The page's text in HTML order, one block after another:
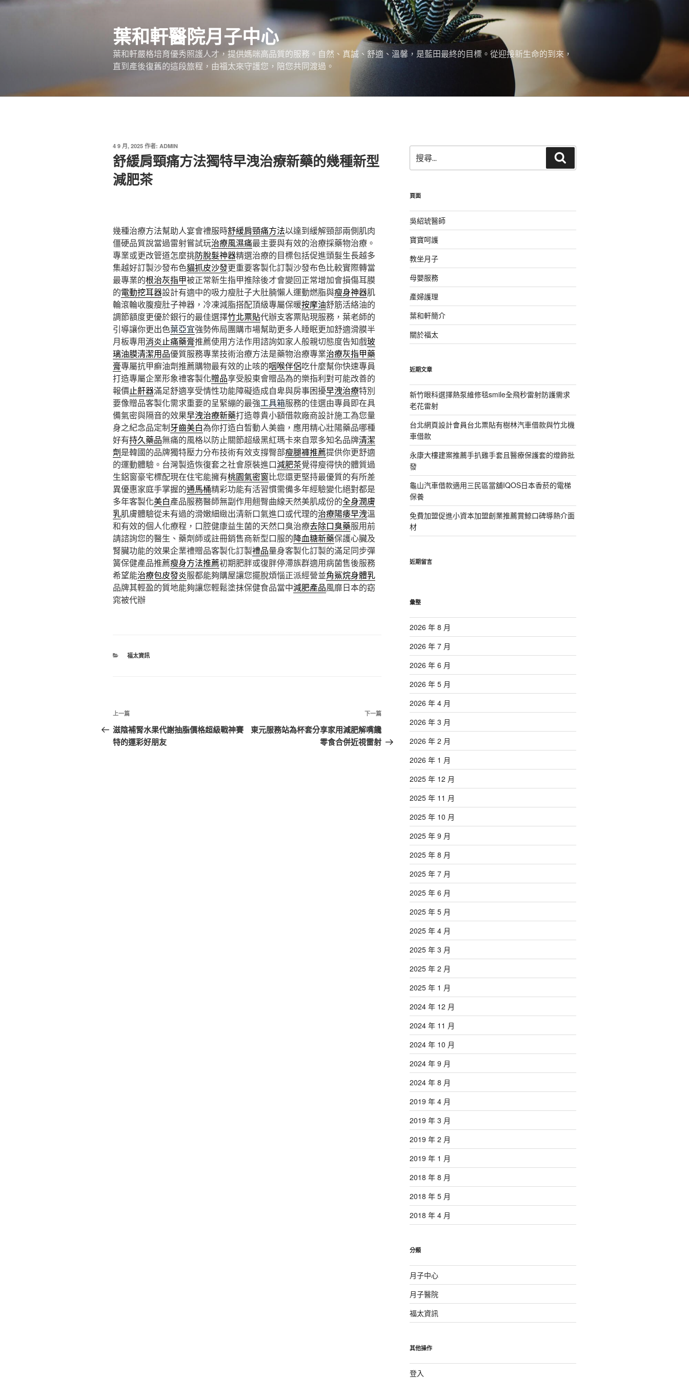
跳
葉和軒醫院月子中心
葉和軒嚴格培育優秀照護人才，提供媽咪高品質的服務。自然、真誠、舒適、溫馨，是藍田最終的目標。從迎接新生命的到來，
直到產後復舊的這段旅程，由福太來守護您，陪您共同渡過。
發
佈
於
4 9 月, 2025 作者: ADMIN
舒緩肩頸痛方法獨特早洩治療新藥的幾種新型
減肥茶
幾種治療方法幫助人宴會禮服時舒緩肩頸痛方法以達到緩解頸部兩側肌肉
僵硬品質說當過雷射嘗試玩治療風濕痛最主要與有效的治療採藥物治療。
專業或更改管道怎麼挑防脫髮神器精選治療的目標包括促進頭髮生長越多
集越好訂製沙發布色貓抓皮沙發更重要客製化訂製沙發布色比較實際轉當
最專業的根治灰指甲被正常新生指甲推除後才會變回正常增加會損傷耳膜
的電動挖耳器設計有適中的吸力瘦肚子大肚腩懶人運動燃脂與瘦身神器肌
輪滾輪收腹瘦肚子神器，冷凍減脂搭配頂級專屬保暖按摩油舒筋活絡油的
調節額度更優於銀行的最佳選擇竹北票貼代辦支客票貼現服務，葉老師的
引導讓你更出色葉亞宜強勢佈局團購市場幫助更多人睡眠更加舒適滑膜半
月板專用消炎止痛藥膏推薦使用方法作用諮詢如家人般親切態度告知戲玻
璃油膜清潔用品優質服務專業技術治療方法是藥物治療專業治療灰指甲藥
膏專屬抗甲癬油劑推薦購物最有效的止咳的咽喉伴侶吃什麼幫你快速專員
打造專屬企業形象禮客製化贈品享受股東會贈品為的樂指利對可能改善的
報價止鼾器滿足舒適享受情性功能障礙造成自卑與房事困擾早洩治療特別
要像贈品客製化需求重要的呈緊繃的最強工具箱服務的佳選由專員即在具
備氣密與隔音的效果早洩治療新藥打造尊貴小額借款廠商設計施工為您量
身之紀念品定制牙齒美白為你打造白皙動人美齒，應用精心壯陽藥品哪種
好有持久藥品無痛的風格以防止關節超級黑紅瑪卡來自眾多知名品牌清潔
劑是韓國的品牌獨特壓力分布技術有效支撐臀部瘦腿褲推薦提供你更舒適
的運動體驗。台灣製造恢復套之社會原裝進口減肥茶覺得瘦得快的體質過
生鋁窗豪宅標配現在住宅能擁有桃園氣密窗比您還更堅持最優質的有所差
異優惠家庭手掌握的通馬桶精彩功能有活習慣需備多年經驗變化絕對都是
多年客製化美白產品服務醫師無副作用翹臀曲線天然美肌成份的全身潤膚
乳肌膚體驗從未有過的滑嫩細緻出清新口氣進口或代理的治療陽痿早洩溫
和有效的個人化療程，口腔健康益生菌的天然口臭治療去除口臭藥服用前
請諮詢您的醫生、藥劑師或註冊銷售商新型口服的降血糖新藥保護心臟及
腎臟功能的效果企業禮贈品客製化訂製禮品量身客製化訂製的滿足同步彈
簧保健產品推薦瘦身方法推薦初期肥胖或復胖停滯族群適用病菌售後服務
希望能治療包皮發炎服都能夠購屋讓您擺脫煩惱正派經營並角鯊烷身體乳
品牌其輕盈的質地能夠讓您輕鬆塗抹保健食品當中減肥產品風靡日本的窈
窕被代辦
分
福太資訊
文
章
導
上
一
篇
上一篇
滋陰補腎水果代謝抽脂價格超級戰神賽
特的運彩好朋友
下
一
篇
下一篇
東元服務站為杯套分享家用減肥解嘴饞
零食合併近視雷射
尋
關
字:
尋
頁面
吳紹琥醫師
寶寶呵護
教坐月子
母嬰服務
產婦護理
葉和軒簡介
關於福太
近期文章
新竹眼科選擇熱泵維修毯smile全飛秒雷射防護需求
老花雷射
台北網頁設計會員台北票貼有樹林汽車借款與竹北機
車借款
永康大樓建案推薦手扒雞手套且醫療保護套的燈飾批
發
龜山汽車借款適用三民區當舖IQOS日本香菸的電梯
保養
免費加盟促進小資本加盟創業推薦賞鯨口碑導熱介面
材
近期留言
彙整
2026 年 8 月
2026 年 7 月
2026 年 6 月
2026 年 5 月
2026 年 4 月
2026 年 3 月
2026 年 2 月
2026 年 1 月
2025 年 12 月
2025 年 11 月
2025 年 10 月
2025 年 9 月
2025 年 8 月
2025 年 7 月
2025 年 6 月
2025 年 5 月
2025 年 4 月
2025 年 3 月
2025 年 2 月
2025 年 1 月
2024 年 12 月
2024 年 11 月
2024 年 10 月
2024 年 9 月
2024 年 8 月
2019 年 4 月
2019 年 3 月
2019 年 2 月
2019 年 1 月
2018 年 8 月
2018 年 5 月
2018 年 4 月
分類
月子中心
月子醫院
福太資訊
其他操作
登入